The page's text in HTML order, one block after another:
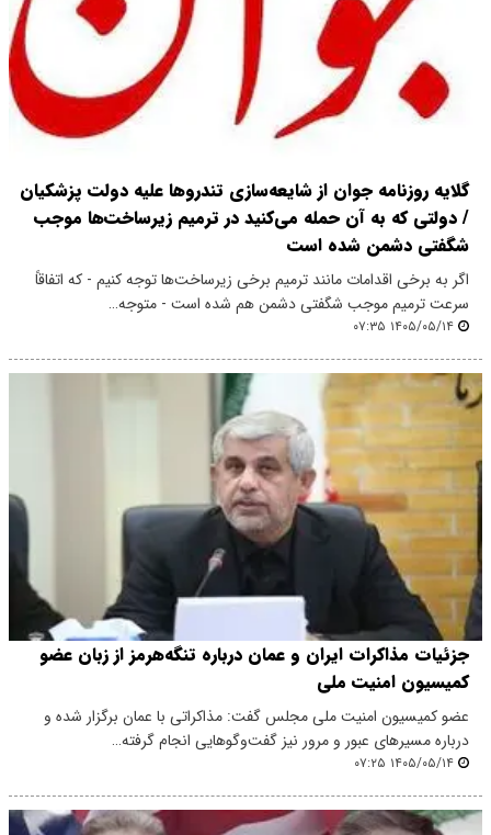
گلایه روزنامه جوان از شایعه‌سازی تندروها علیه دولت پزشکیان
/ دولتی که به آن حمله می‌کنید در ترمیم زیرساخت‌ها موجب
شگفتی دشمن شده است
اگر به برخی اقدامات مانند ترمیم برخی زیرساخت‌ها توجه کنیم - که اتفاقاً
سرعت ترمیم موجب شگفتی دشمن هم شده است - متوجه…
۱۴۰۵/۰۵/۱۴ ۰۷:۳۵
جزئیات مذاکرات ایران و عمان درباره تنگه‌هرمز از زبان عضو
کمیسیون امنیت ملی
عضو کمیسیون امنیت ملی مجلس گفت: مذاکراتی با عمان برگزار شده و
درباره مسیرهای عبور و مرور نیز گفت‌وگوهایی انجام گرفته…
۱۴۰۵/۰۵/۱۴ ۰۷:۲۵